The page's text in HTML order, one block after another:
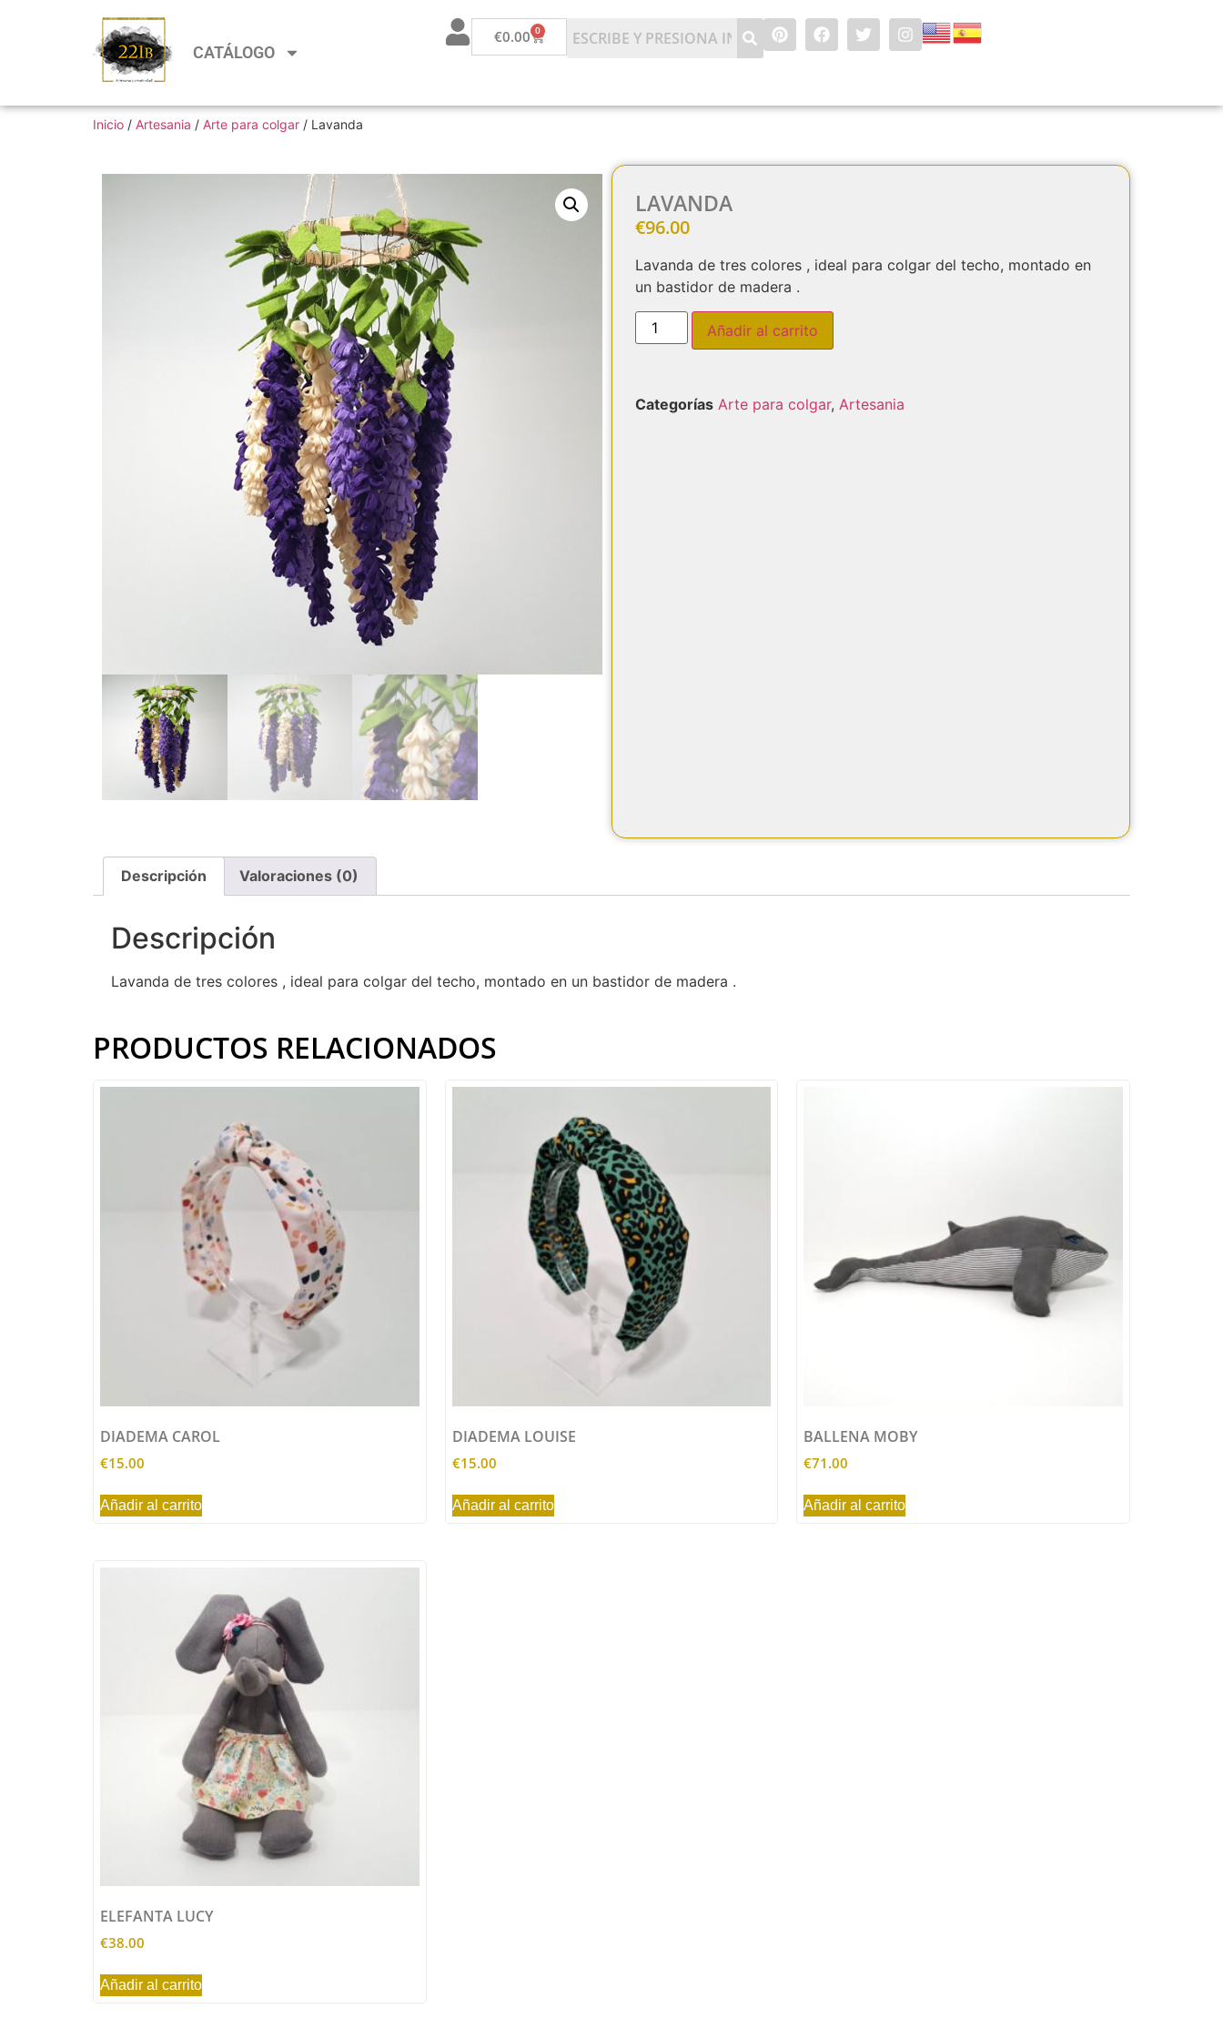
CATÁLOGO
€0.00 0
Inicio / Artesania / Arte para colgar / Lavanda
LAVANDA
€96.00
Lavanda de tres colores , ideal para colgar del techo, montado en
un bastidor de madera .
Añadir al carrito
Categorías Arte para colgar, Artesania
Descripción Valoraciones (0)
Descripción
Lavanda de tres colores , ideal para colgar del techo, montado en un bastidor de madera .
PRODUCTOS RELACIONADOS
DIADEMA CAROL
€15.00
Añadir al carrito
DIADEMA LOUISE
€15.00
Añadir al carrito
BALLENA MOBY
€71.00
Añadir al carrito
ELEFANTA LUCY
€38.00
Añadir al carrito